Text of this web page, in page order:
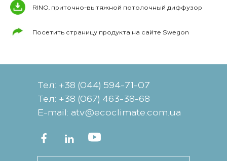
RINO, приточно-вытяжной потолочный диффузор
Посетить страницу продукта на сайте Swegon
Тел: +38 (044) 594-71-07
Тел: +38 (067) 463-38-68
Е-mail: atv@ecoclimate.com.ua